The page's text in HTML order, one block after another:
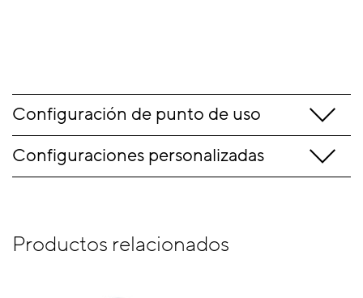
Configuración de punto de uso
Configuraciones personalizadas
Productos relacionados